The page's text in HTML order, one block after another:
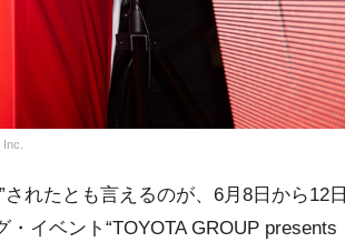
れたとも言えるのが、6月8日から12日
イベント“TOYOTA GROUP presents